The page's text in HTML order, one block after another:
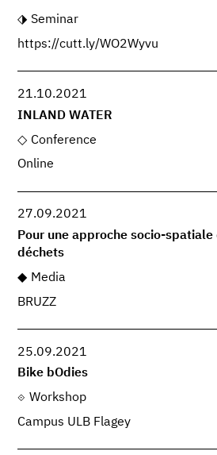
Seminar
https://cutt.ly/WO2Wyvu
21.10.2021
INLAND WATER
Conference
Online
27.09.2021
Pour une approche socio-
déchets
Media
BRUZZ
25.09.2021
Bike bOdies
Workshop
Campus ULB Flagey